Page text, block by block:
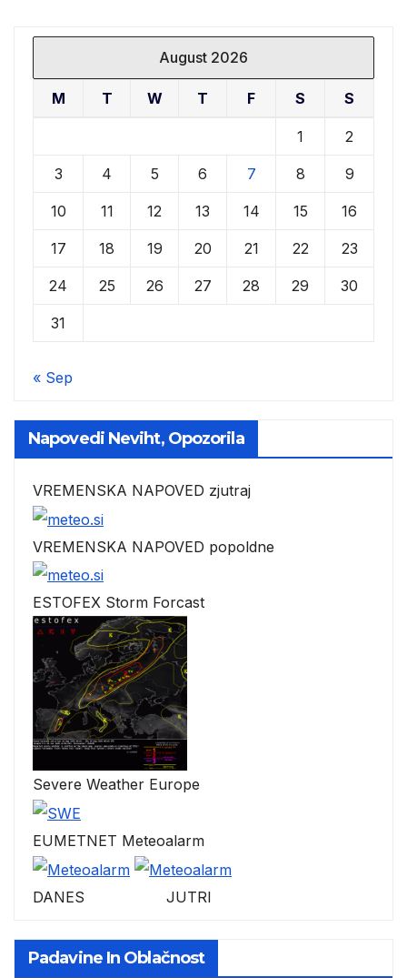
August 2026
M T W T F S S
1 2
3 4 5 6 7 8 9
10 11 12 13 14 15 16
17 18 19 20 21 22 23
24 25 26 27 28 29 30
31
« Sep
Napovedi Neviht, Opozorila
VREMENSKA NAPOVED zjutraj
VREMENSKA NAPOVED popoldne
ESTOFEX Storm Forcast
Severe Weather Europe
EUMETNET Meteoalarm
DANES JUTRI
Padavine In Oblačnost